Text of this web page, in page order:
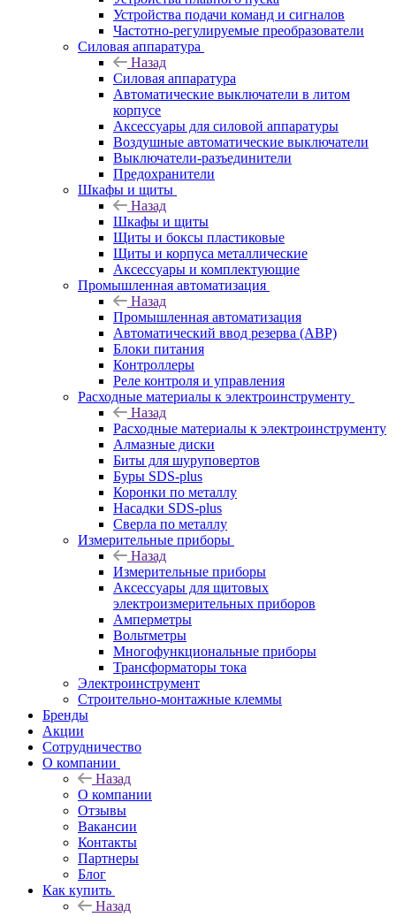
Устройства подачи команд и сигналов
Частотно-регулируемые преобразователи
Силовая аппаратура
Назад
Силовая аппаратура
Автоматические выключатели в литом
корпусе
Аксессуары для силовой аппаратуры
Воздушные автоматические выключатели
Выключатели-разъединители
Предохранители
Шкафы и щиты
Назад
Шкафы и щиты
Щиты и боксы пластиковые
Щиты и корпуса металлические
Аксессуары и комплектующие
Промышленная автоматизация
Назад
Промышленная автоматизация
Автоматический ввод резерва (АВР)
Блоки питания
Контроллеры
Реле контроля и управления
Расходные материалы к электроинструменту
Назад
Расходные материалы к электроинструменту
Алмазные диски
Биты для шуруповертов
Буры SDS-plus
Коронки по металлу
Насадки SDS-plus
Сверла по металлу
Измерительные приборы
Назад
Измерительные приборы
Аксессуары для щитовых
электроизмерительных приборов
Амперметры
Вольтметры
Многофункциональные приборы
Трансформаторы тока
Электроинструмент
Строительно-монтажные клеммы
Бренды
Акции
Сотрудничество
О компании
Назад
О компании
Отзывы
Вакансии
Контакты
Партнеры
Блог
Как купить
Назад